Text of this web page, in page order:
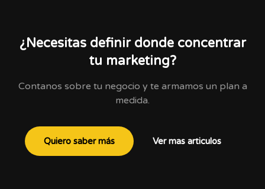
¿Necesitas definir donde concentrar
tu marketing?
Contanos sobre tu negocio y te armamos un plan a
medida.
Quiero saber más Ver mas articulos